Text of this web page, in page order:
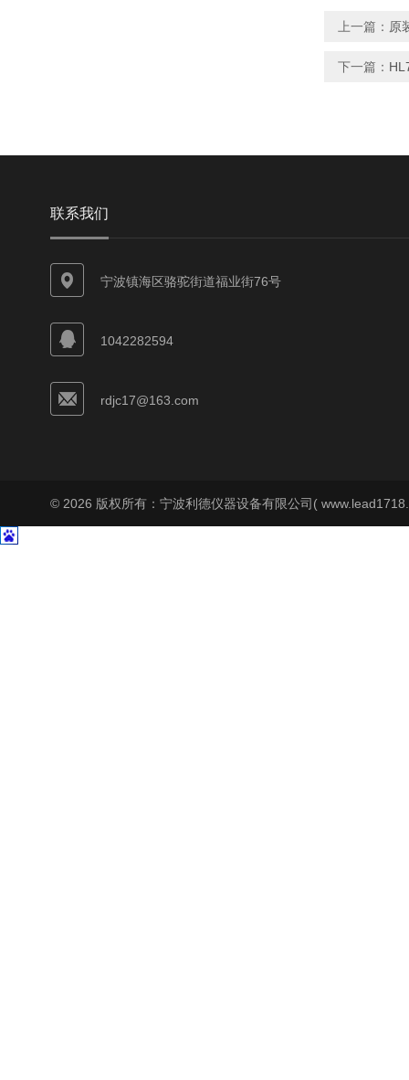
上一篇： 原
下一篇：
联系我们
宁波镇海区骆驼街道福业街76号
1042282594
rdjc17@163.com
© 2026 版权所有：宁波利德仪器设备有限公司(